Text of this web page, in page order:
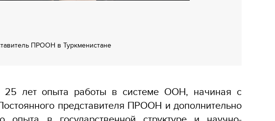
ПРООН в Туркменистане
лет опыта работы в системе ООН, начиная с
представителя ПРООН и дополнительно